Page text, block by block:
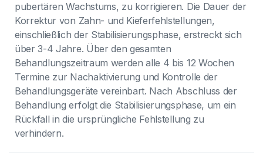
pubertären Wachstums, zu korrigieren. Die Dauer der
Korrektur von Zahn- und Kieferfehlstellungen,
einschließlich der Stabilisierungsphase, erstreckt sich
über 3-4 Jahre. Über den gesamten
Behandlungszeitraum werden alle 4 bis 12 Wochen
Termine zur Nachaktivierung und Kontrolle der
Behandlungsgeräte vereinbart. Nach Abschluss der
Behandlung erfolgt die Stabilisierungsphase, um ein
Rückfall in die ursprüngliche Fehlstellung zu
verhindern.